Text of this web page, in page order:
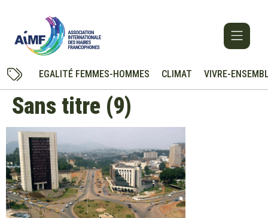
EGALITÉ FEMMES-HOMMES CLIMAT VIVRE-
Sans titre (9)